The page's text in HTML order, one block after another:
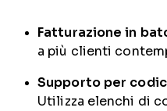
Fatturazione in
a più clienti
Supporto per
Utilizza elenchi di